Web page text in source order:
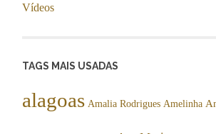
Vídeos
TAGS MAIS USADAS
alagoas Amalia Rodrigues Amelinha